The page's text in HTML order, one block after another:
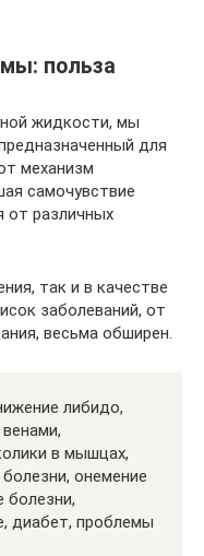
польза
жидкости, мы
для
механизм
самочувствие
от различных
так и в качестве
заболеваний, от
весьма обширен.
либидо,
в мышцах,
онемение
болезни,
диабет, проблемы